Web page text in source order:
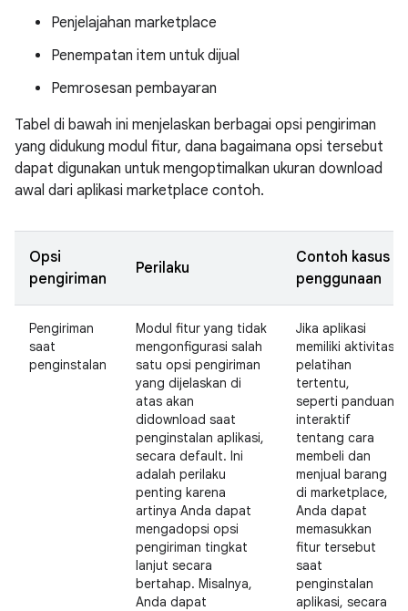
Penjelajahan marketplace
Penempatan item untuk dijual
Pemrosesan pembayaran
Tabel di bawah ini menjelaskan berbagai opsi pengiriman
yang didukung modul fitur, dana bagaimana opsi tersebut
dapat digunakan untuk mengoptimalkan ukuran download
awal dari aplikasi marketplace contoh.
Opsi
pengiriman
Perilaku
Contoh kasus
penggunaan
Pengiriman
saat
penginstalan
Modul fitur yang tidak
mengonfigurasi salah
satu opsi pengiriman
yang dijelaskan di
atas akan
didownload saat
penginstalan aplikasi,
secara default. Ini
adalah perilaku
penting karena
artinya Anda dapat
mengadopsi opsi
pengiriman tingkat
lanjut secara
bertahap. Misalnya,
Anda dapat
Jika aplikasi
memiliki aktivitas
pelatihan
tertentu,
seperti panduan
interaktif
tentang cara
membeli dan
menjual barang
di marketplace,
Anda dapat
memasukkan
fitur tersebut
saat
penginstalan
aplikasi, secara